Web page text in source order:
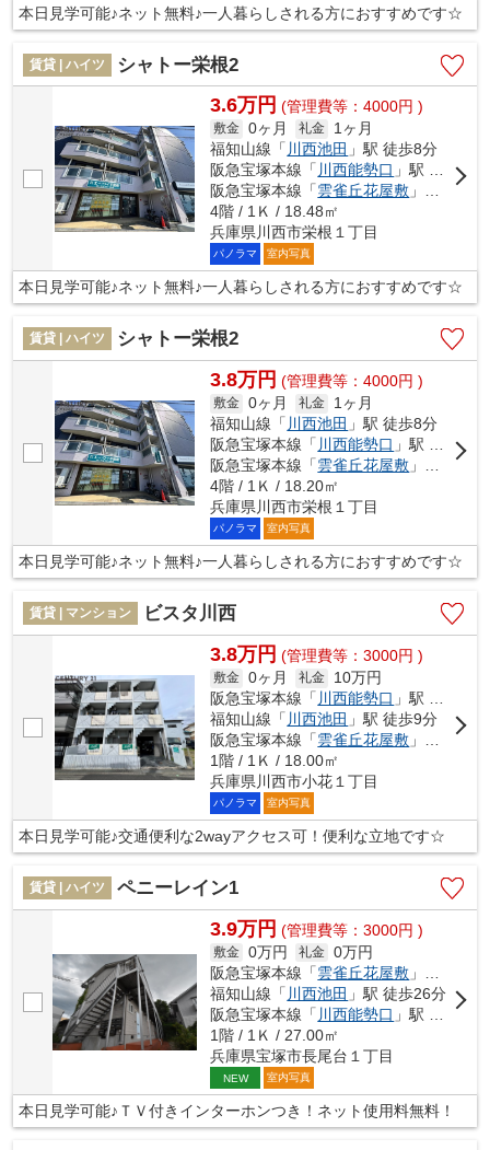
本日見学可能♪ネット無料♪一人暮らしされる方におすすめです☆
賃貸 | ハイツ シャトー栄根2
3.6万円 (管理費等：4000円 )
敷金 0ヶ月 礼金
1ヶ月
福知山線「 川西池田 」駅 徒歩8分
阪急宝塚本線「 川西能勢口 」駅 徒歩10分
阪急宝塚本線「雲雀丘花屋敷 」駅 徒歩19分
4階 / 1Ｋ / 18.48㎡
兵庫県川西市栄根１丁目
パノラマ 室内写真
本日見学可能♪ネット無料♪一人暮らしされる方におすすめです☆
賃貸 | ハイツ シャトー栄根2
3.8万円 (管理費等：4000円 )
敷金 0ヶ月 礼金
1ヶ月
福知山線「 川西池田 」駅 徒歩8分
阪急宝塚本線「 川西能勢口 」駅 徒歩10分
阪急宝塚本線「雲雀丘花屋敷 」駅 徒歩20分
4階 / 1Ｋ / 18.20㎡
兵庫県川西市栄根１丁目
パノラマ 室内写真
本日見学可能♪ネット無料♪一人暮らしされる方におすすめです☆
賃貸 | マンション ビスタ川西
3.8万円 (管理費等：3000円 )
敷金 0ヶ月 礼金
10万円
阪急宝塚本線「 川西能勢口 」駅 徒歩6分
福知山線「 川西池田 」駅 徒歩9分
阪急宝塚本線「雲雀丘花屋敷 」駅 徒歩19分
1階 / 1Ｋ / 18.00㎡
兵庫県川西市小花１丁目
パノラマ 室内写真
本日見学可能♪交通便利な2wayアクセス可！便利な立地です☆
賃貸 | ハイツ ペニーレイン1
3.9万円 (管理費等：3000円 )
敷金 0万円 礼金 0万円
阪急宝塚本線「雲雀丘花屋敷 」駅 徒歩18分
福知山線「 川西池田 」駅 徒歩26分
阪急宝塚本線「 川西能勢口 」駅 徒歩25分
1階 / 1Ｋ / 27.00㎡
兵庫県宝塚市長尾台１丁目
NEW 室内写真
本日見学可能♪ＴＶ付きインターホンつき！ネット使用料無料！